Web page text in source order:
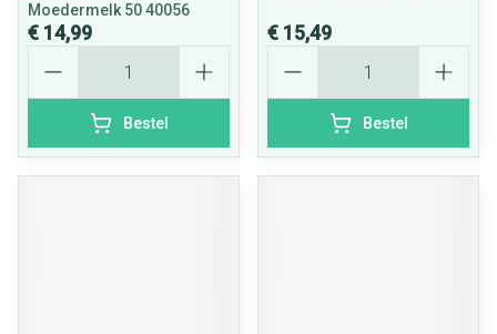
Moedermelk 50 40056
€ 14,99
Bestel
€ 15,49
Bestel